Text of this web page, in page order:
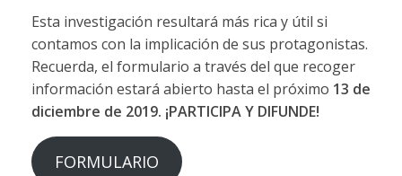
Esta investigación resultará más rica y útil si
contamos con la implicación de sus protagonistas.
Recuerda, el formulario a través del que recoger
información estará abierto hasta el próximo 13 de
diciembre de 2019. ¡PARTICIPA Y DIFUNDE!
FORMULARIO